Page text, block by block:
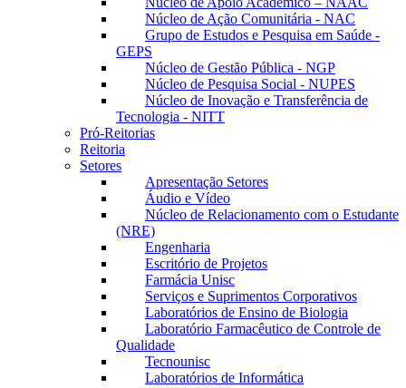
Núcleo de Ação Comunitária - NAC
Grupo de Estudos e Pesquisa em Saúde -
GEPS
Núcleo de Gestão Pública - NGP
Núcleo de Pesquisa Social - NUPES
Núcleo de Inovação e Transferência de
Tecnologia - NITT
Pró-Reitorias
Reitoria
Setores
Apresentação Setores
Áudio e Vídeo
Núcleo de Relacionamento com o Estudante
(NRE)
Engenharia
Escritório de Projetos
Farmácia Unisc
Serviços e Suprimentos Corporativos
Laboratórios de Ensino de Biologia
Laboratório Farmacêutico de Controle de
Qualidade
Tecnounisc
Laboratórios de Informática